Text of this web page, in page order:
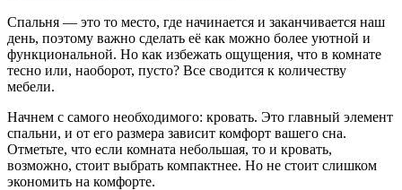
Спальня — это то место, где начинается и заканчивается наш
день, поэтому важно сделать её как можно более уютной и
функциональной. Но как избежать ощущения, что в комнате
тесно или, наоборот, пусто? Все сводится к количеству
мебели.
Начнем с самого необходимого: кровать. Это главный элемент
спальни, и от его размера зависит комфорт вашего сна.
Отметьте, что если комната небольшая, то и кровать,
возможно, стоит выбрать компактнее. Но не стоит слишком
экономить на комфорте.